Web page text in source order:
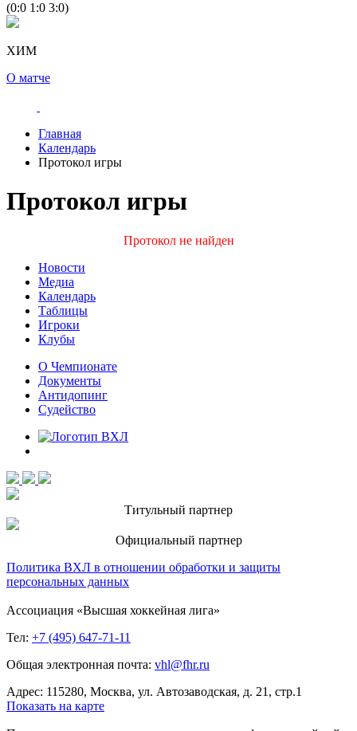
(0:0 1:0 3:0)
ХИМ
О матче
Главная
Календарь
Протокол игры
Протокол игры
Протокол не найден
Новости
Медиа
Календарь
Таблицы
Игроки
Клубы
О Чемпионате
Документы
Антидопинг
Судейство
Титульный партнер
Официальный партнер
Политика ВХЛ в отношении обработки и защиты
персональных данных
Ассоциация «Высшая хоккейная лига»
Тел: +7 (495) 647-71-11
Общая электронная почта: vhl@fhr.ru
Адрес: 115280, Москва, ул. Автозаводская, д. 21, стр.1
Показать на карте